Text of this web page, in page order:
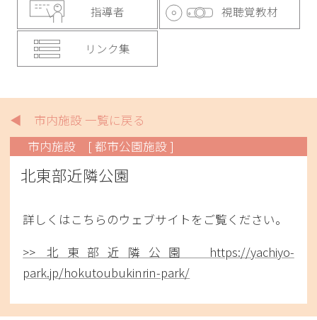
指導者 視聴覚教材
リンク集
◀ 市内施設 一覧に戻る
市内施設
[ 都市公園施設 ]
北東部近隣公園
詳しくはこちらのウェブサイトをご覧ください。
>> 北東部近隣公園 https://yachiyo-
park.jp/hokutoubukinrin-park/